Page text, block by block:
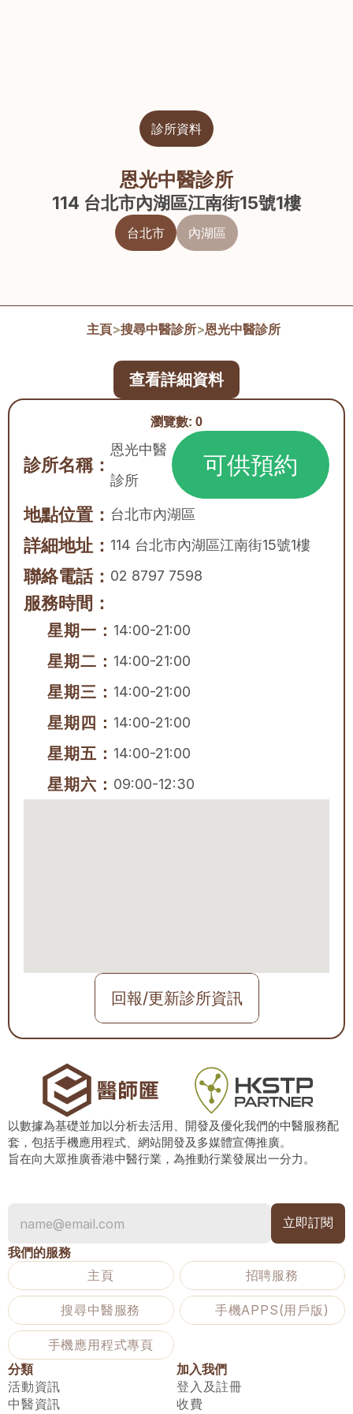
診所資料
恩光中醫診所
114 台北市內湖區江南街15號1樓
台北市 內湖區
主頁>搜尋中醫診所>恩光中醫診所
瀏覽數: 0
診所名稱：
恩光中醫
診所
可供預約
地點位置： 台北市內湖區
詳細地址： 114 台北市內湖區江南街15號1樓
聯絡電話： 02 8797 7598
服務時間：
星期一： 14:00-21:00
星期二： 14:00-21:00
星期三： 14:00-21:00
星期四： 14:00-21:00
星期五： 14:00-21:00
星期六： 09:00-12:30
回報/更新診所資訊
查看詳細資料
以數據為基礎並加以分析去活用、開發及優化我們的中醫服務配
套，包括手機應用程式、網站開發及多媒體宣傳推廣。
旨在向大眾推廣香港中醫行業，為推動行業發展出一分力。
我們的服務
主頁
招聘服務
搜尋中醫服務 手機APPS(用戶版)
手機應用程式專頁
分類
活動資訊
中醫資訊
加入我們
登入及註冊
收費